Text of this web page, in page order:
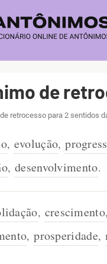
de
de retrocesso para 2 sentidos
, evolução,
, desenvolvimento.
, crescimento,
, prosperidade,